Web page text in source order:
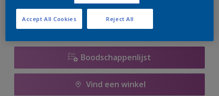
Boodschappenlijst
Vind een winkel
Reject All
Accept All Cookies